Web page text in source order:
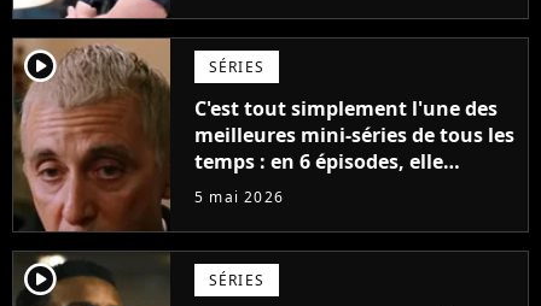
player2 SÉRIES
C'est tout simplement l'une des
meilleures mini-séries de tous les
temps : en 6 épisodes, elle
accomplit plus que d'autres
5 mai 2026
player2 SÉRIES